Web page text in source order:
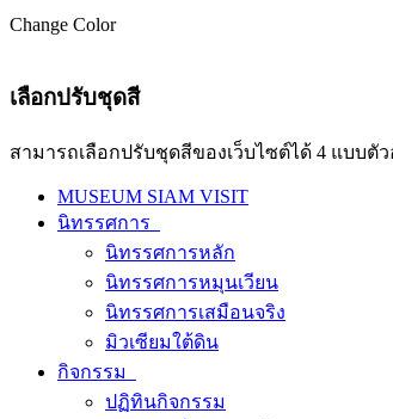
Change Color
เลือกปรับชุดสี
สามารถเลือกปรับชุดสีของเว็บไซต์ได้ 4 แบบ
MUSEUM SIAM VISIT
นิทรรศการ
นิทรรศการหลัก
นิทรรศการหมุนเวียน
นิทรรศการเสมือนจริง
มิวเซียมใต้ดิน
กิจกรรม
ปฏิทินกิจกรรม